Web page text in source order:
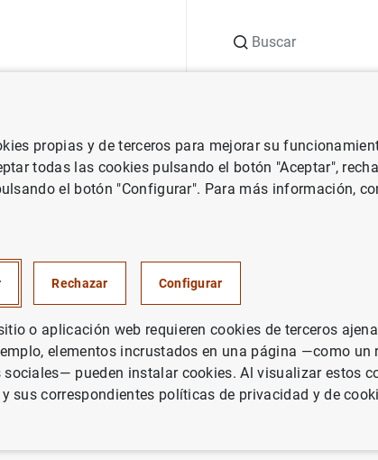
de Supervisión El BCE y la SEC de Estados Unidos firman
sobre entidades
de valores
MUS
FINANCIERO
propias y de terceros para mejorar su
todas las cookies pulsando el botón "Aceptar",
el botón "Configurar". Para más información,
Rechazar Configurar
o aplicación web requieren cookies de terceros
elementos incrustados en una página —como un
pueden instalar cookies. Al visualizar estos
sus correspondientes políticas de privacidad y de